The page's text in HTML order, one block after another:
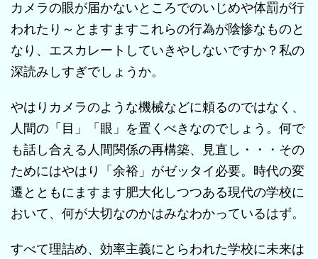
カメラの眼が届かないところでのいじめや体罰が行
われたり～とますますこれらの行為が陰惨なものと
なり、エスカレートしていきやしないですか？私の
深読みしすぎでしょうか。
やはりカメラのような機械などに頼るのではなく、
人間の「目」「眼」を置くべきなのでしょう。何で
も話し合える人間関係の再構築、見直し・・・その
ためにはやはり「余裕」がゼッタイ必要。時代の変
遷とともにますます肥大化しつつある現代の学校に
おいて、何が大切なのかはみなわかっているはず。
すべて理詰め、効率主義にとらわれた学校に未来は